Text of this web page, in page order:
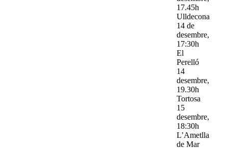
17.45h
Ulldecona
14 de
desembre,
17:30h
El
Perelló
14
desembre,
19.30h
Tortosa
15
desembre,
18:30h
L’Ametlla
de Mar